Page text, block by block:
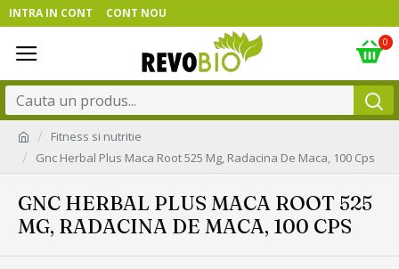
INTRA IN CONT CONT NOU
0
Fitness si nutritie
Gnc Herbal Plus Maca Root 525 Mg, Radacina De Maca, 100 Cps
GNC HERBAL PLUS MACA ROOT 525
MG, RADACINA DE MACA, 100 CPS